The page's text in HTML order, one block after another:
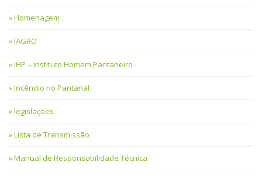
Homenagem
IAGRO
IHP – Instituto Homem Pantaneiro
Incêndio no Pantanal
legislações
Lista de Transmissão
Manual de Responsabilidade Técnica